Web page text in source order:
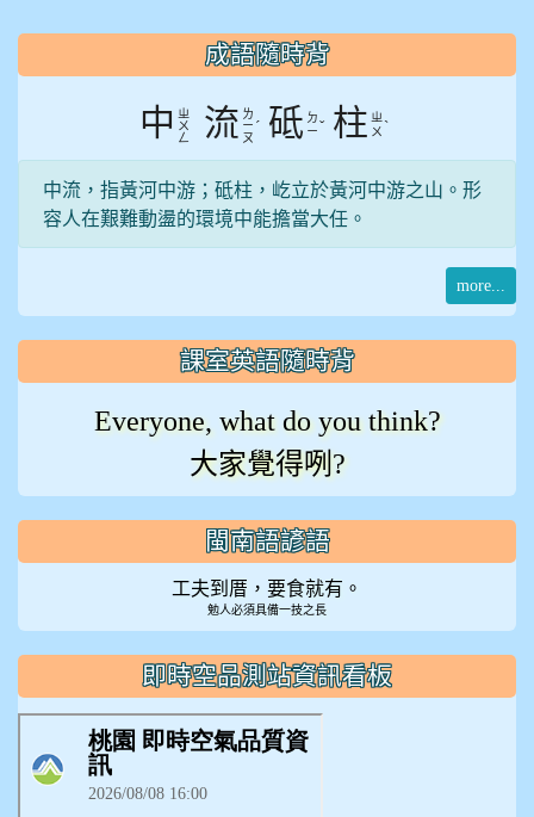
::: 成語隨時背
中 ㄓ
ㄨ
ㄥ
流 ㄌ
ㄧ
ㄡ
ˊ 砥 ㄉ
ㄧˇ 柱 ㄓ
ㄨ ˋ
中流，指黃河中游；砥柱，屹立於黃河中游之山。形
容人在艱難動盪的環境中能擔當大任。
more...
課室英語隨時背
Everyone, what do you think?
大家覺得咧?
閩南語諺語
工夫到厝，要食就有。
勉人必須具備一技之長
即時空品測站資訊看板